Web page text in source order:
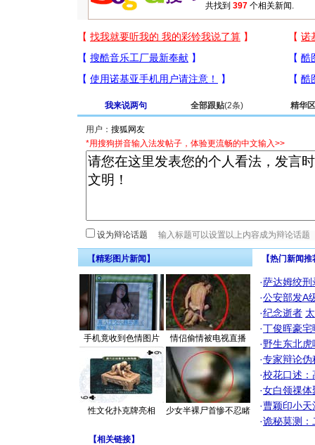
共找到 397 个相关新闻.
我来说两句 全部跟贴(2条) 精华区
用户：
*用搜狗拼音输入法发帖子，体验更流畅的中文输入>>
设为辩论话题
【精彩图片新闻】
手机竟收到色情图片 情侣偷情被电视直播
性文化扑克牌亮相 少女半裸尸首惨不忍睹
【热门新闻
·萨达姆绞刑
·公安部发A
·纪念逝者
·丁俊晖豪
·野生东北
·专家辩论伪
·校花口述：
·女白领祼体
·曹颖印小天
·诡秘莫测：
【相关链接】